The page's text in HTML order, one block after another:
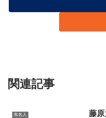
関連記事
有名人
藤